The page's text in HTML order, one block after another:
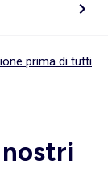
prima di tutti